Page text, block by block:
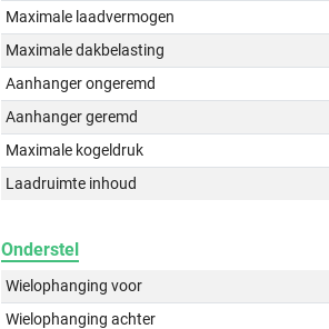
Maximale laadvermogen
Maximale dakbelasting
Aanhanger ongeremd
Aanhanger geremd
Maximale kogeldruk
Laadruimte inhoud
Onderstel
Wielophanging voor
Wielophanging achter